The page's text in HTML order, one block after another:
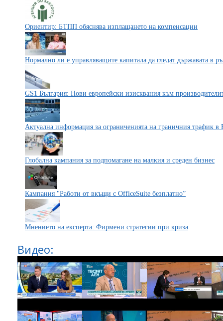
Ориентир: БТПП обяснява изплащането на компенсации
Нормално ли е управляващите капитала да гледат държавата в
GS1 България: Нови европейски изисквания към
Актуална информация за ограниченията на граничния трафик в
Глобална кампания за подпомагане на малкия и среден бизнес
Кампания "Работи от вкъщи с OfficeSuite безплатно”
Мнението на експерта: Фирмени стратегии при криза
Видео: